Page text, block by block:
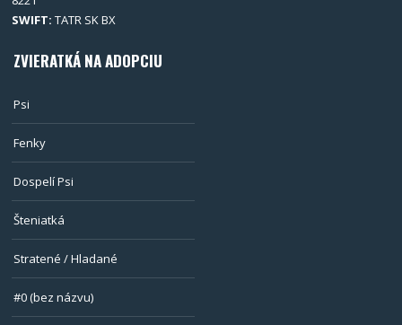
SWIFT: TATR SK BX
ZVIERATKÁ NA ADOPCIU
Psi
Fenky
Dospelí Psi
Šteniatká
Stratené / Hladané
#0 (bez názvu)